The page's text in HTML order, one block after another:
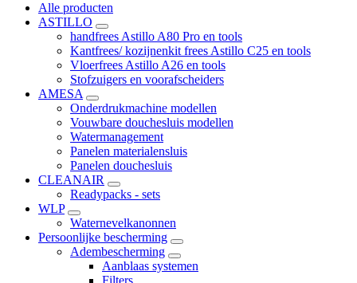
Alle producten
ASTILLO
handfrees Astillo A80 Pro en tools
Kantfrees/ kozijnenkit frees Astillo C25 en tools
Vloerfrees Astillo A26 en tools
Stofzuigers en voorafscheiders
AMESA
Onderdrukmachine modellen
Vouwbare douchesluis modellen
Watermanagement
Panelen materialensluis
Panelen douchesluis
CLEANAIR
Readypacks - sets
WLP
Waternevelkanonnen
Persoonlijke bescherming
Adembescherming
Aanblaas systemen